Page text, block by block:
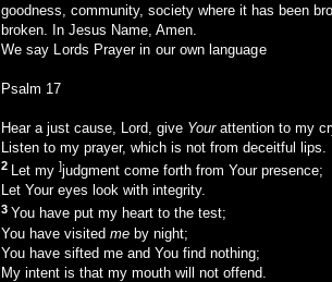
goodness, community, society where it has been
broken. In Jesus Name, Amen.
We say Lords Prayer in our own language
Psalm 17
Hear a just cause, Lord, give Your attention to my
Listen to my prayer, which is not from deceitful lips.
2 Let my ]judgment come forth from Your presence;
Let Your eyes look with integrity.
3 You have put my heart to the test;
You have visited me by night;
You have sifted me and You find nothing;
My intent is that my mouth will not offend.